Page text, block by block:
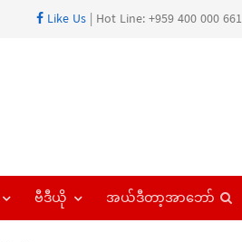
Like Us | Hot Line: +959 400 000 661
ဗီဒီယို အယ်ဒီတာ့အာဘော်